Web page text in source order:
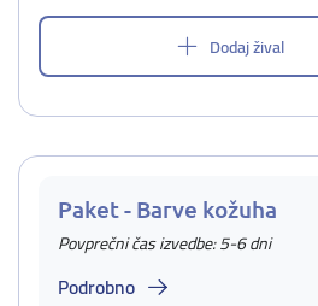
Dodaj žival
Paket - Barve kožuha
Povprečni čas izvedbe: 5-6 dni
Podrobno